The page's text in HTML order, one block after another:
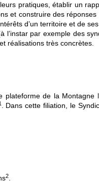
pratiques, établir un
et construire des
d’un territoire et de
par exemple des
réalisations très concrètes.
plateforme de la
. Dans cette filiation, le
2